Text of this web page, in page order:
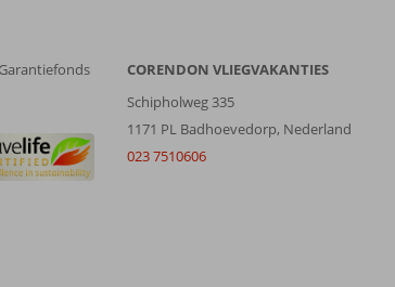
CORENDON VLIEGVAKANTIES
Schipholweg 335
1171 PL Badhoevedorp, Nederland
023 7510606